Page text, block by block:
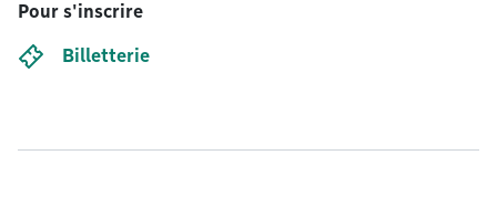
Pour s'inscrire
Billetterie